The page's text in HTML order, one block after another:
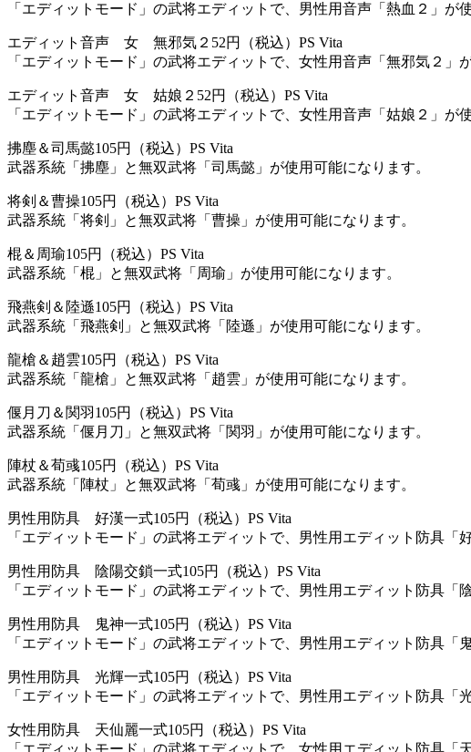
「エディットモード」の武将エディットで、男性用音声「熱血２」が
エディット音声 女 無邪気２ 52円（税込） PS Vita
「エディットモード」の武将エディットで、女性用音声「無邪気２」
エディット音声 女 姑娘２ 52円（税込） PS Vita
「エディットモード」の武将エディットで、女性用音声「姑娘２」が
拂塵＆司馬懿105円（税込） PS Vita
武器系統「拂塵」と無双武将「司馬懿」が使用可能になります。
将剣＆曹操105円（税込） PS Vita
武器系統「将剣」と無双武将「曹操」が使用可能になります。
棍＆周瑜105円（税込） PS Vita
武器系統「棍」と無双武将「周瑜」が使用可能になります。
飛燕剣＆陸遜105円（税込） PS Vita
武器系統「飛燕剣」と無双武将「陸遜」が使用可能になります。
龍槍＆趙雲105円（税込） PS Vita
武器系統「龍槍」と無双武将「趙雲」が使用可能になります。
偃月刀＆関羽 105円（税込） PS Vita
武器系統「偃月刀」と無双武将「関羽」が使用可能になります。
陣杖＆荀彧105円（税込） PS Vita
武器系統「陣杖」と無双武将「荀彧」が使用可能になります。
男性用防具 好漢一式105円（税込） PS Vita
「エディットモード」の武将エディットで、男性用エディット防具「
男性用防具 陰陽交鎖一式105円（税込） PS Vita
「エディットモード」の武将エディットで、男性用エディット防具「
男性用防具 鬼神一式105円（税込） PS Vita
「エディットモード」の武将エディットで、男性用エディット防具「
男性用防具 光輝一式105円（税込） PS Vita
「エディットモード」の武将エディットで、男性用エディット防具「
女性用防具 天仙麗一式105円（税込） PS Vita
「エディットモード」の武将エディットで、女性用エディット防具「